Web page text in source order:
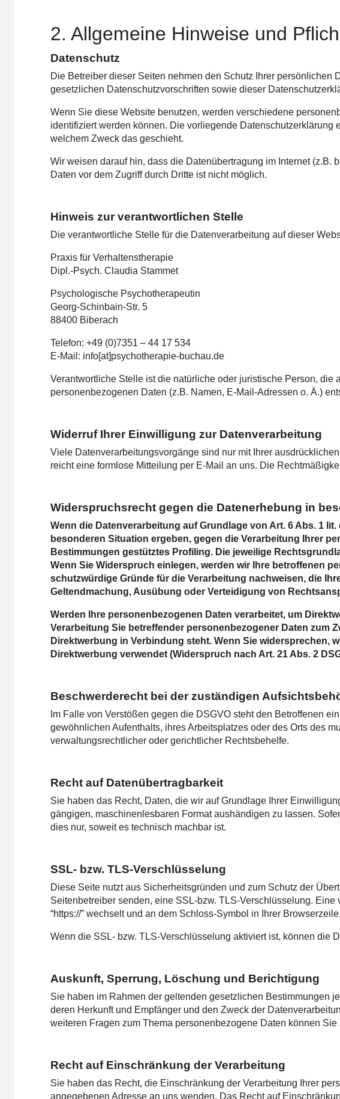
2. Allgemeine Hinweise und
Datenschutz
Die Betreiber dieser Seiten nehmen den Schutz Ihrer
gesetzlichen Datenschutzvorschriften sowie dieser
Wenn Sie diese Website benutzen, werden verschiedene
identifiziert werden können. Die vorliegende
welchem Zweck das geschieht.
Wir weisen darauf hin, dass die Datenübertragung im Internet
Daten vor dem Zugriff durch Dritte ist nicht möglich.
Hinweis zur verantwortlichen Stelle
Die verantwortliche Stelle für die Datenverarbeitung auf dieser
Praxis für Verhaltenstherapie
Dipl.-Psych. Claudia Stammet
Psychologische Psychotherapeutin
Georg-Schinbain-Str. 5
88400 Biberach
Telefon: +49 (0)7351 – 44 17 534
E-Mail: info[at]psychotherapie-buchau.de
Verantwortliche Stelle ist die natürliche oder juristische Person,
personenbezogenen Daten (z.B. Namen, E-Mail-Adressen o. Ä.)
Widerruf Ihrer Einwilligung zur Datenverarbeitung
Viele Datenverarbeitungsvorgänge sind nur mit Ihrer
reicht eine formlose Mitteilung per E-Mail an uns. Die
Widerspruchsrecht gegen die Datenerhebung in
Wenn die Datenverarbeitung auf Grundlage von Art. 6 Abs. 1
besonderen Situation ergeben, gegen die Verarbeitung Ihrer
Bestimmungen gestütztes Profiling. Die jeweilige
Wenn Sie Widerspruch einlegen, werden wir Ihre betroffenen
schutzwürdige Gründe für die Verarbeitung nachweisen, die
Geltendmachung, Ausübung oder Verteidigung von
Werden Ihre personenbezogenen Daten verarbeitet, um
Verarbeitung Sie betreffender personenbezogener Daten zum
Direktwerbung in Verbindung steht. Wenn Sie widersprechen,
Direktwerbung verwendet (Widerspruch nach Art. 21 Abs. 2
Beschwerderecht bei der zuständigen
Im Falle von Verstößen gegen die DSGVO steht den Betroffenen
gewöhnlichen Aufenthalts, ihres Arbeitsplatzes oder des Orts des
verwaltungsrechtlicher oder gerichtlicher Rechtsbehelfe.
Recht auf Datenübertragbarkeit
Sie haben das Recht, Daten, die wir auf Grundlage Ihrer
gängigen, maschinenlesbaren Format aushändigen zu lassen.
dies nur, soweit es technisch machbar ist.
SSL- bzw. TLS-Verschlüsselung
Diese Seite nutzt aus Sicherheitsgründen und zum Schutz der
Seitenbetreiber senden, eine SSL-bzw. TLS-Verschlüsselung.
“https://” wechselt und an dem Schloss-Symbol in Ihrer Browserzeile.
Wenn die SSL- bzw. TLS-Verschlüsselung aktiviert ist, können die
Auskunft, Sperrung, Löschung und Berichtigung
Sie haben im Rahmen der geltenden gesetzlichen Bestimmungen
deren Herkunft und Empfänger und den Zweck der
weiteren Fragen zum Thema personenbezogene Daten können
Recht auf Einschränkung der Verarbeitung
Sie haben das Recht, die Einschränkung der Verarbeitung Ihrer
angegebenen Adresse an uns wenden. Das Recht auf